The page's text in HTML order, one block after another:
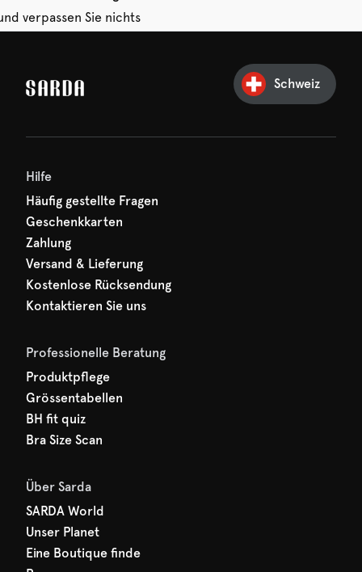
verpassen Sie nichts
erster Rabatt wartet
Schweiz
Hilfe
Häufig gestellte Fragen
Geschenkkarten
Zahlung
Versand & Lieferung
Kostenlose Rücksendung
Kontaktieren Sie uns
Professionelle Beratung
Produktpflege
Grössentabellen
BH fit quiz
Bra Size Scan
Über Sarda
SARDA World
Unser Planet
Eine Boutique finde